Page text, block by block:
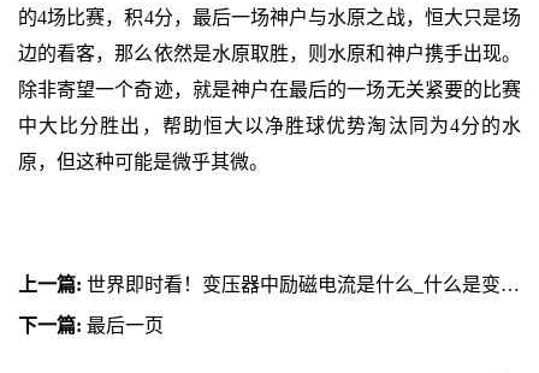
的4场比赛，积4分，最后一场神户与水原之战，恒大只是场
边的看客，那么依然是水原取胜，则水原和神户携手出现。
除非寄望一个奇迹，就是神户在最后的一场无关紧要的比赛
中大比分胜出，帮助恒大以净胜球优势淘汰同为4分的水
原，但这种可能是微乎其微。
上一篇: 世界即时看！变压器中励磁电流是什么_什么是变压器的励磁电流
下一篇: 最后一页